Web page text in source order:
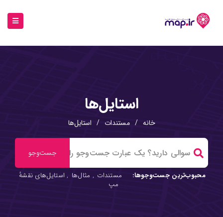
استایل‌ها
خانه / مستندات / استایل‌ها
محبوب‌ترین جست‌وجوها: مستندات , مثال‌ها , استایل‌های نقشهٔ
مپ